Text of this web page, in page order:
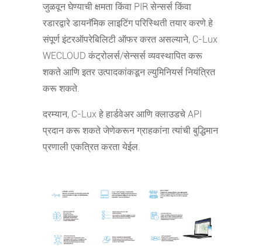
जुळवून घेण्याची क्षमता किंवा PIR सेन्सर्स किंवा
रडारद्वारे डायनॅमिक लाइटिंग परिस्थिती तयार करणे.हे
संपूर्ण इंटरऑपरेबिलिटी ऑफर करत असल्याने, C-Lux
WECLOUD कंट्रोलर्स/सेन्सर्स व्यवस्थापित करू
शकते आणि इतर उत्पादकांकडून ल्युमिनियर्स नियंत्रित
करू शकते.
दरम्यान, C-Lux हे हार्डवेअर आणि क्लाउडचे API
प्रदान करू शकते जेणेकरून ग्राहकांना त्यांची बुद्धिमान
प्रणाली एकत्रित करता येईल.